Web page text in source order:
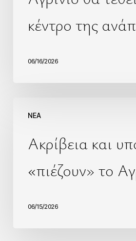
κέντρο της
06/16/2026
NEA
Ακρίβεια και
«πιέζουν» το
06/15/2026